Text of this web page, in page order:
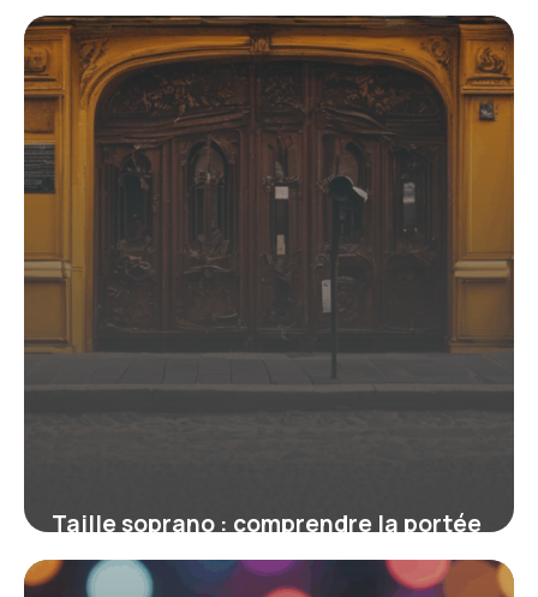
les versions simplifiées
16 juin 2026
Taille soprano : comprendre la portée
et les spécificités de cette voix